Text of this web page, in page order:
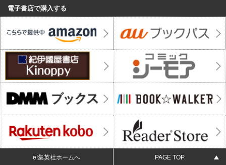
電子書店で購入する
e!集英社ホームへ PAGE TOP